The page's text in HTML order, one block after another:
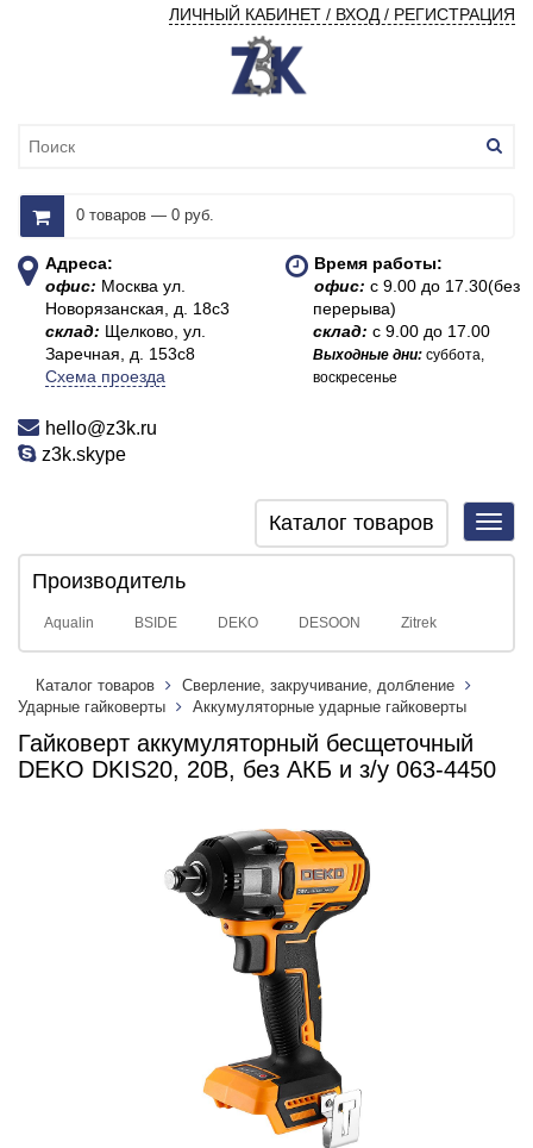
ЛИЧНЫЙ КАБИНЕТ / ВХОД / РЕГИСТРАЦИЯ
0 товаров — 0 руб.
Адреса:
офис: Москва ул.
Новорязанская, д. 18с3
склад: Щелково, ул.
Заречная, д. 153с8
Схема проезда
Время работы:
офис:с 9.00 до 17.30(без
перерыва)
склад:с 9.00 до 17.00
Выходные дни:суббота,
воскресенье
hello@z3k.ru
z3k.skype
Каталог товаров
Производитель
Aqualin BSIDE DEKO DESOON Zitrek
Каталог товаров
Сверление, закручивание, долбление
Ударные гайковерты
Аккумуляторные ударные гайковерты
Гайковерт аккумуляторный бесщеточный
DEKO DKIS20, 20В, без АКБ и з/у 063-4450